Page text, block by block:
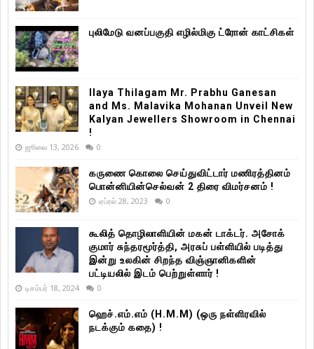
புலிமேடு வனப்பகுதி எழில்மிகு ட்ரோன் காட்சிகள்
Ilaya Thilagam Mr. Prabhu Ganesan
and Ms. Malavika Mohanan Unveil New
Kalyan Jewellers Showroom in Chennai
!
ஜூலை 13, 2026 0
கருணை கொலை செய்துவிட்டார் மணிரத்தினம்
பொன்னியின்செல்வன் 2 திரை விமர்சனம் !
ஏப்ரல் 28, 2023 0
கூலித் தொழிலாளியின் மகன் டாக்டர். அசோக்
குமார் சுந்தரமூர்த்தி, அரசுப் பள்ளியில் படித்து
இன்று உலகின் சிறந்த விஞ்ஞானிகளின்
பட்டியலில் இடம் பெற்றுள்ளார் !
டிசம்பர் 18, 2024 0
ஹெச்.எம்.எம் (H.M.M) (ஒரு நள்ளிரவில்
நடக்கும் கதை) !